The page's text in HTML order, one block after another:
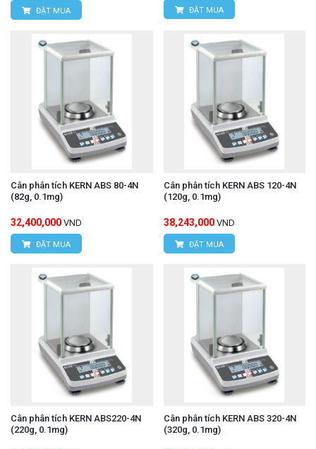
ĐẶT MUA ĐẶT MUA
Cân phân tích KERN ABS 80-4N
(82g, 0.1mg)
32,400,000 VND
ĐẶT MUA
Cân phân tích KERN ABS 120-4N
(120g, 0.1mg)
38,243,000 VND
ĐẶT MUA
Cân phân tích KERN ABS220-4N
(220g, 0.1mg)
Cân phân tích KERN ABS 320-4N
(320g, 0.1mg)